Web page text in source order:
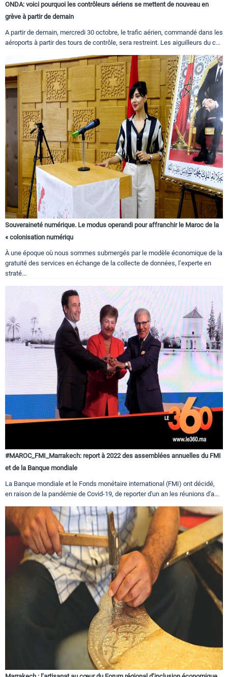
ONDA: voici pourquoi les contrôleurs aériens se mettent de nouveau en
grève à partir de demain
A partir de demain, mercredi 30 octobre, le trafic aérien, commandé dans les
aéroports à partir des tours de contrôle, sera restreint. Les aiguilleurs du c...
Souveraineté numérique. Le modus operandi pour affranchir le Maroc de la
« colonisation numériqu
À une époque où nous sommes submergés par le modèle économique de la
gratuité des services en échange de la collecte de données, l’experte en
straté...
#MAROC_FMI_Marrakech: report à 2022 des assemblées annuelles du FMI
et de la Banque mondiale
La Banque mondiale et le Fonds monétaire international (FMI) ont décidé,
en raison de la pandémie de Covid-19, de reporter d'un an les réunions d'a...